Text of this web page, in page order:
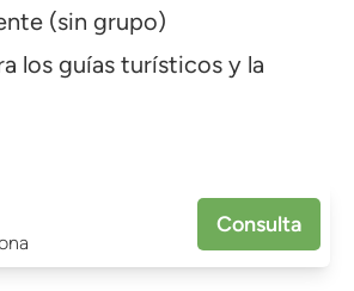
(sin grupo)
los guías turísticos y la
Consulta